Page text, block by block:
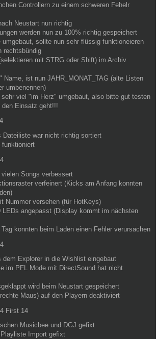
Controllern zu einem schweren Fehelr
Neustart nun richtig
werden nun zu 100% richtig gespeichert
umgebaut, sollte nun sehr flüssig funktioneieren
rechtsbündig
mit STRG oder Shift) im Archiv
Name, ist nun JAHR_MONAT_TAG (alte Listen
umbenennen)
viel "im Herz" umgebaut, also bitte gut testen
den Einsatz geht!!!
Dateiliste war nicht richtig sortiert
vielen Songs verbessert
verfeinert (Kicks am Anfang konnten
Nummer versehen (für HotKeys)
LEDs angepasst (Display kommt im nächsten
konnten beim Laden einen Fehler verursachen
dem Explorer in die Wishlist eingebaut
im PFL Mode mit DirectSound hat nicht
wird beim Neustart gespeichert
Maus) auf den Playern deaktiviert
First 14
Musicbee und DGJ gefixt
Import gefixt